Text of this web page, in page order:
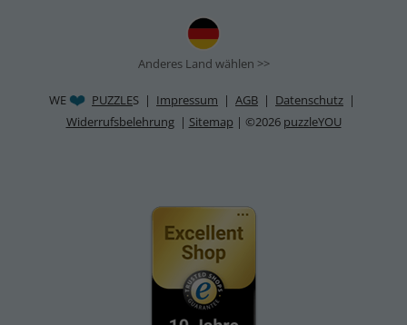
Anderes Land wählen >>
WE PUZZLES | Impressum | AGB | Datenschutz |
Widerrufsbelehrung| Sitemap | ©2026 puzzleYOU